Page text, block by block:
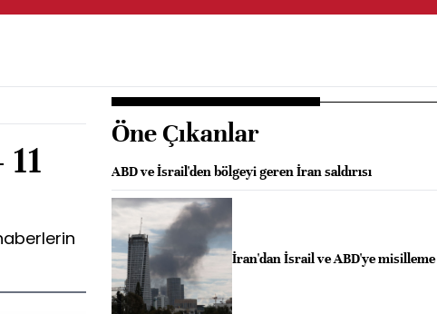
Öne Çıkanlar
ABD ve İsrail'den bölgeyi geren İran saldırısı
İran'dan İsrail ve ABD'ye misilleme